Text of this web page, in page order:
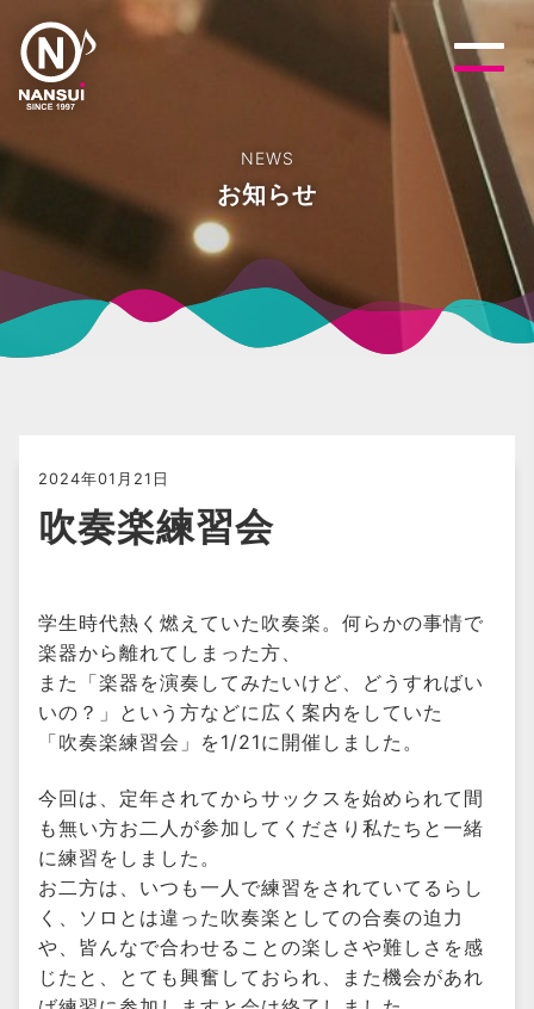
NEWS
お知らせ
2024年01月21日
吹奏楽練習会
学生時代熱く燃えていた吹奏楽。何らかの事情で
楽器から離れてしまった方、
また「楽器を演奏してみたいけど、どうすればい
いの？」という方などに広く案内をしていた
「吹奏楽練習会」を1/21に開催しました。
今回は、定年されてからサックスを始められて間
も無い方お二人が参加してくださり私たちと一緒
に練習をしました。
お二方は、いつも一人で練習をされていてるらし
く、ソロとは違った吹奏楽としての合奏の迫力
や、皆んなで合わせることの楽しさや難しさを感
じたと、とても興奮しておられ、また機会があれ